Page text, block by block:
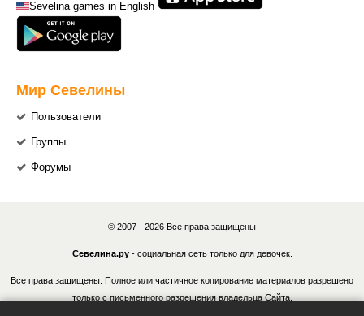
Sevelina games in English
Мир Севелины
Пользователи
Группы
Форумы
© 2007 - 2026 Все права защищены
Севелина.ру- социальная сеть только для девочек.
Все права защищены. Полное или частичное копирование материалов разрешено
только с письменного разрешения владельца Сайта.